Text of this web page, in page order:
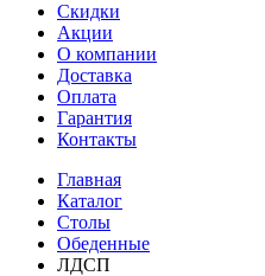
Скидки
Акции
О компании
Доставка
Оплата
Гарантия
Контакты
Главная
Каталог
Столы
Обеденные
ЛДСП